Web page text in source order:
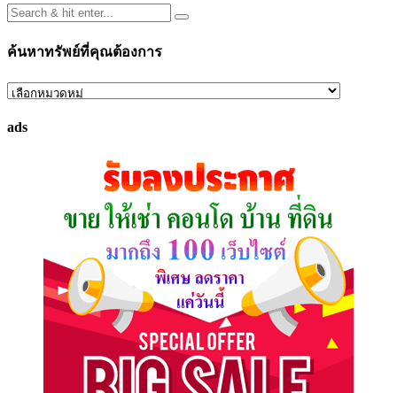
ค้นหาทรัพย์ที่คุณต้องการ
ค้นหา
ที่
ads